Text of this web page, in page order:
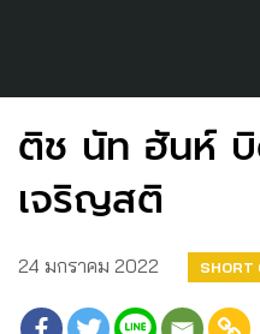
ติช นัท ฮันห์ บิ
เจริญสติ
24 มกราคม 2022 SHORT